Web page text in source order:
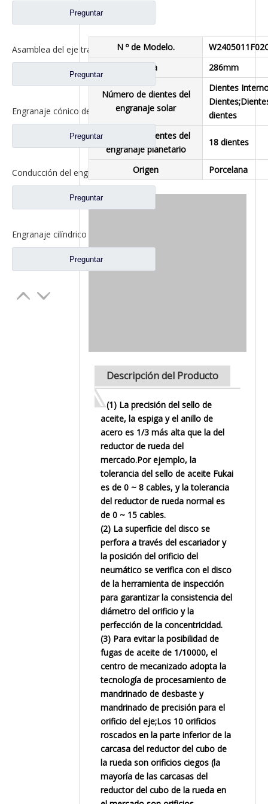
Preguntar
Asamblea del eje trasero para los recambios AH71131550536 del camión de Sinotruk Steyr
Preguntar
Engranaje cónico de conducción y transmisión 25/15 para piezas de camión con eje Foton Qingte QT205D3-2402020 QT205D3-2402026
Preguntar
Conducción del engranaje diferencial del engranaje cilíndrico para los recambios AZ9981320130 del camión del eje de Sinotruk HOWO AC16
Preguntar
Preguntar
N º de Modelo.
Altura
286mm
Número de dientes del
engranaje solar
Dientes
dientes
Número de dientes del
engranaje planetario
18 dientes
Origen Porcelana
Descripción del Producto
(1) La precisión del sello de
aceite, la espiga y el anillo de
acero es 1/3 más alta que la del
reductor de rueda del
mercado.Por ejemplo, la
tolerancia del sello de aceite Fukai
es de 0 ~ 8 cables, y la tolerancia
del reductor de rueda normal es
de 0 ~ 15 cables.
(2) La superficie del disco se
perfora a través del escariador y
la posición del orificio del
neumático se verifica con el disco
de la herramienta de inspección
para garantizar la consistencia del
diámetro del orificio y la
perfección de la concentricidad.
(3) Para evitar la posibilidad de
fugas de aceite de 1/10000, el
centro de mecanizado adopta la
tecnología de procesamiento de
mandrinado de desbaste y
mandrinado de precisión para el
orificio del eje;Los 10 orificios
roscados en la parte inferior de la
carcasa del reductor del cubo de
la rueda son orificios ciegos (la
mayoría de las carcasas del
reductor del cubo de la rueda en